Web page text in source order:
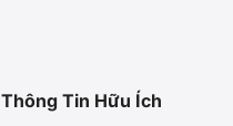
Thông Tin Hữu Ích